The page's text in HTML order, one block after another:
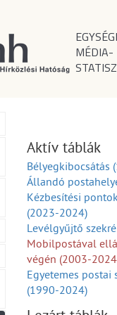
MÉDIA-
Aktív táblák
Bélyegkibocsátás
Állandó
Kézbesítési
(2023-2024)
Levélgyűjtő
Mobilpostával
végén (2003-
Egyetemes
(1990-2024)
Egyetemes postai